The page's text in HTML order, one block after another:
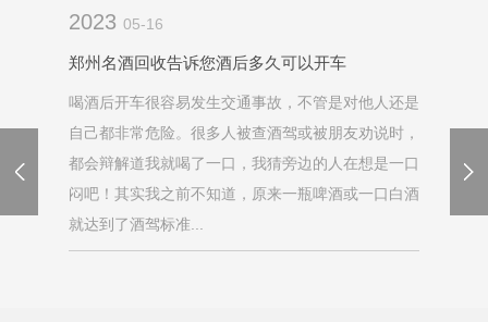
2023 05-16
郑州名酒回收告诉您酒后多久可以开车
喝酒后开车很容易发生交通事故，不管是对他人还是
自己都非常危险。很多人被查酒驾或被朋友劝说时，
都会辩解道我就喝了一口，我猜旁边的人在想是一口
闷吧！其实我之前不知道，原来一瓶啤酒或一口白酒
就达到了酒驾标准...